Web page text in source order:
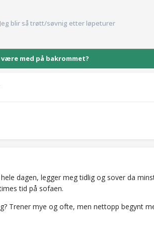
Jeg blir så trøtt/søvnig etter løpeturer
være med på bakrommet?
dagen, legger meg tidlig og sover da
tid på sofaen.
Trener mye og ofte, men nettopp begynt